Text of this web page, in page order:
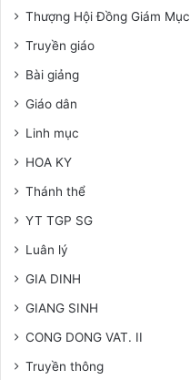
Thượng Hội Đồng Giám Mục
Truyền giáo
Bài giảng
Giáo dân
Linh mục
HOA KY
Thánh thể
YT TGP SG
Luân lý
GIA DINH
GIANG SINH
CONG DONG VAT. II
Truyền thông